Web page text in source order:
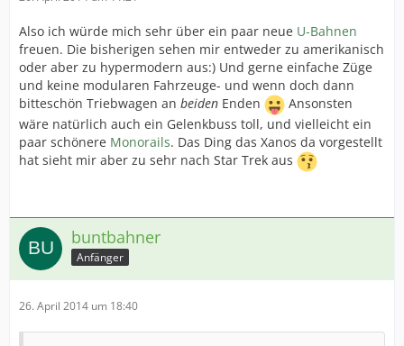
Also ich würde mich sehr über ein paar neue U-Bahnen
freuen. Die bisherigen sehen mir entweder zu amerikanisch
oder aber zu hypermodern aus:) Und gerne einfache Züge
und keine modularen Fahrzeuge- und wenn doch dann
bitteschön Triebwagen an beiden Enden
Ansonsten
wäre natürlich auch ein Gelenkbuss toll, und vielleicht ein
paar schönere Monorails. Das Ding das Xanos da vorgestellt
hat sieht mir aber zu sehr nach Star Trek aus
buntbahner
Anfänger
26. April 2014 um 18:40